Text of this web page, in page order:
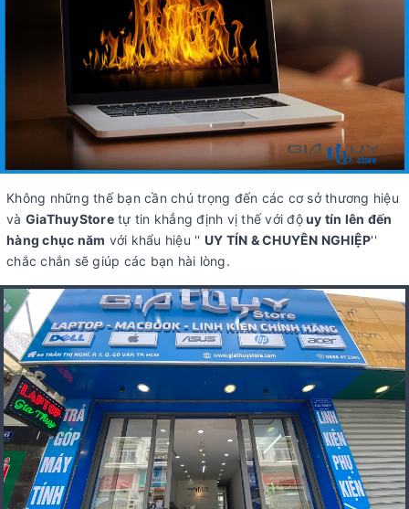
Không những thế bạn cần chú trọng đến các cơ sở thương hiệu
và GiaThuyStoretự tin khẳng định vị thế với độuy tín lên đến
hàng chục năm với khẩu hiệu '' UY TÍN & CHUYÊN NGHIỆP''
chắc chắn sẽ giúp các bạn hài lòng.